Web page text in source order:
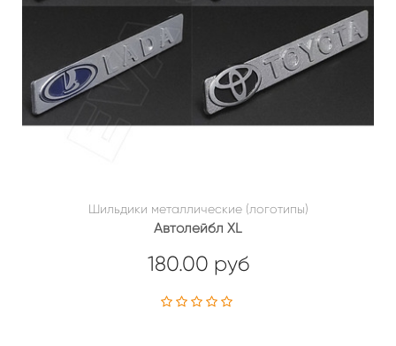
Шильдики металлические (логотипы)
Автолейбл XL
180.00 руб